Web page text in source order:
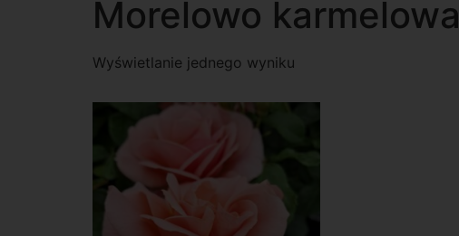
Morelowo karmelowa
Wyświetlanie jednego wyniku